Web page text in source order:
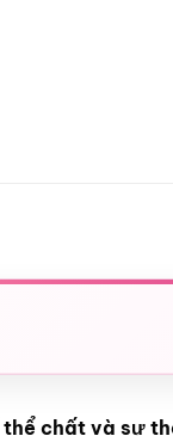
thể chất và sự